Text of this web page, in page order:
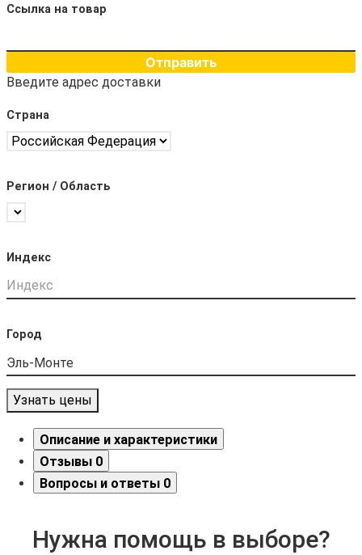
Ссылка на товар
Отправить
Введите адрес доставки
Страна
Регион / Область
Индекс
Город
Узнать цены
Описание и характеристики
Отзывы 0
Вопросы и ответы 0
Нужна помощь в выборе?